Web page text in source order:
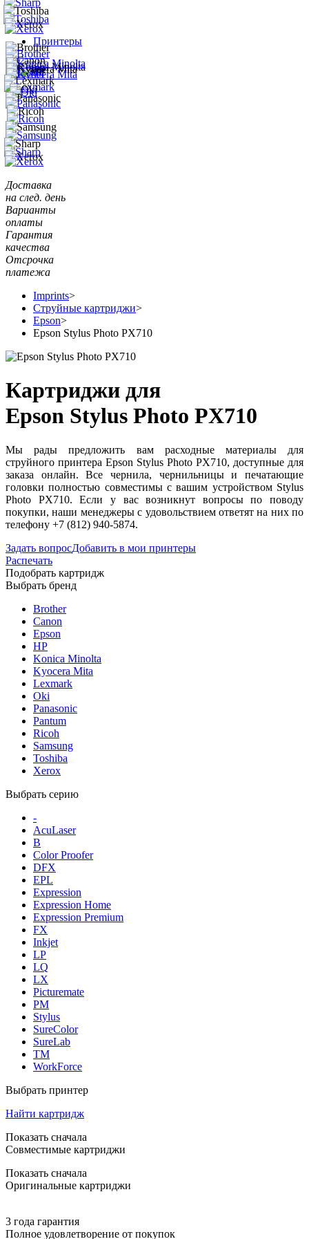
Принтеры
Доставка
на след. день
Варианты
оплаты
Гарантия
качества
Отсрочка
платежа
Imprints>
Струйные картриджи>
Epson>
Epson Stylus Photo PX710
Картриджи для
Epson Stylus Photo PX710
Мы рады предложить вам расходные материалы для
струйного принтера Epson Stylus Photo PX710, доступные для
заказа онлайн. Все чернила, чернильницы и печатающие
головки полностью совместимы с вашим устройством Stylus
Photo PX710. Если у вас возникнут вопросы по поводу
покупки, наши менеджеры с удовольствием ответят на них по
телефону +7 (812) 940-5874.
Задать вопросДобавить в мои принтеры
Распечать
Подобрать картридж
Выбрать бренд
Brother
Canon
Epson
HP
Konica Minolta
Kyocera Mita
Lexmark
Oki
Panasonic
Pantum
Ricoh
Samsung
Toshiba
Xerox
Выбрать серию
-
AcuLaser
B
Color Proofer
DFX
EPL
Expression
Expression Home
Expression Premium
FX
Inkjet
LP
LQ
LX
Picturemate
PM
Stylus
SureColor
SureLab
TM
WorkForce
Выбрать принтер
Найти картридж
Показать сначала
Совместимые картриджи
Показать сначала
Оригинальные картриджи
3 года гарантия
Полное удовлетворение от покупок